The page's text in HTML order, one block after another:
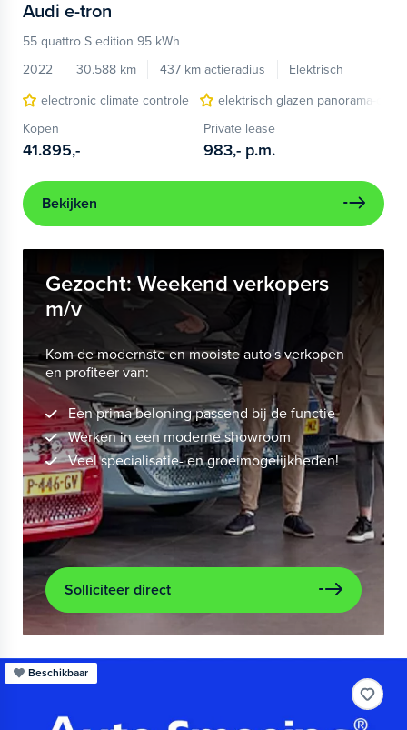
Audi e-tron
55 quattro S edition 95 kWh
2022
30.588 km 437 km actieradius
Elektrisch
electronic climate controle
elektrisch glazen panorama-dak
Kopen
41.895,-
Private lease
983,- p.m.
Bekijken
Gezocht: Weekend verkopers
m/v
Kom de modernste en mooiste auto's verkopen
en profiteer van:
Een prima beloning passend bij de functie
Werken in een moderne showroom
Veel specialisatie- en groeimogelijkheden!
Solliciteer direct
Beschikbaar